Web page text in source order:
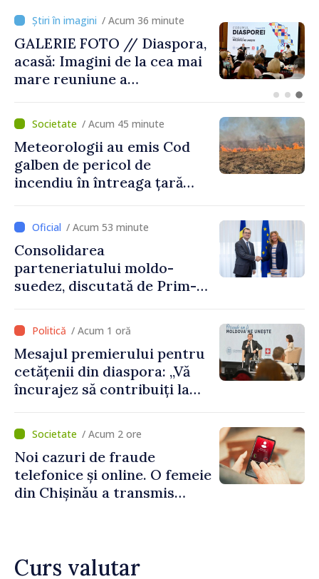
/ Acum 8 minute
Premierul Vasile Tofan, la
Forumul Diasporei: „Trebuie
să îmbunătățim viața
motoarele economiei”
/ Acum 45 minute
Meteorologii au emis Cod
galben de pericol de
incendiu în întreaga țară
/ Acum 53 minute
Consolidarea
parteneriatului moldo-
suedez, discutată de Prim-
Ambasadoarea Suediei,
Petra Lärke/ Acum 1 oră
Mesajul premierului pentru
cetățenii din diaspora: „Vă
încurajez să contribuiți la
Moldova”
/ Acum 2 ore
Noi cazuri de fraude
telefonice și online. O femeie
din Chișinău a transmis
Curs valutar